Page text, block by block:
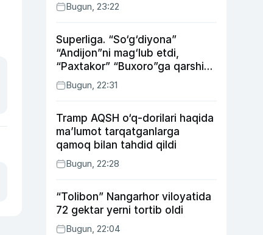
Bugun, 23:22
Superliga. “So‘g‘diyona”
“Andijon”ni mag‘lub etdi,
“Paxtakor” “Buxoro”ga qarshi
bahsda g‘alabani qo‘ldan
chiqardi
Bugun, 22:31
Tramp AQSH o‘q-dorilari haqida
ma’lumot tarqatganlarga
qamoq bilan tahdid qildi
Bugun, 22:28
“Tolibon” Nangarhor viloyatida
72 gektar yerni tortib oldi
Bugun, 22:04